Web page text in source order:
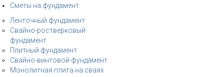
Сметы на фундамент
Ленточный фундамент
Свайно-ростверковый
фундамент
Плитный фундамент
Свайно-винтовой фундамент
Монолитная плита на сваях